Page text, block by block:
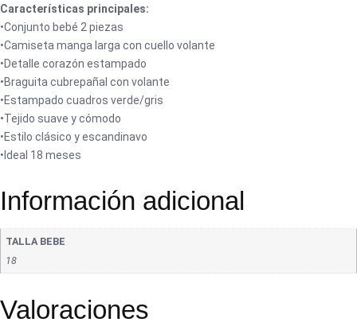
Características principales:
•Conjunto bebé 2 piezas
•Camiseta manga larga con cuello volante
•Detalle corazón estampado
•Braguita cubrepañal con volante
•Estampado cuadros verde/gris
•Tejido suave y cómodo
•Estilo clásico y escandinavo
•Ideal 18 meses
Información adicional
TALLA BEBE
18
Valoraciones